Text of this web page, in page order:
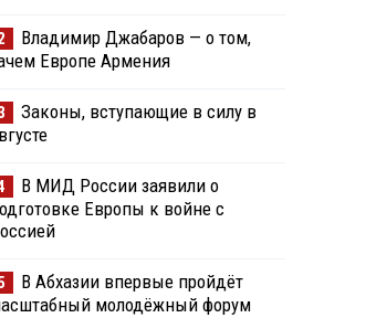
Владимир Джабаров — о том,
Европе Армения
Законы, вступающие в силу в
В МИД России заявили о
Европы к войне с
В Абхазии впервые пройдёт
молодёжный форум